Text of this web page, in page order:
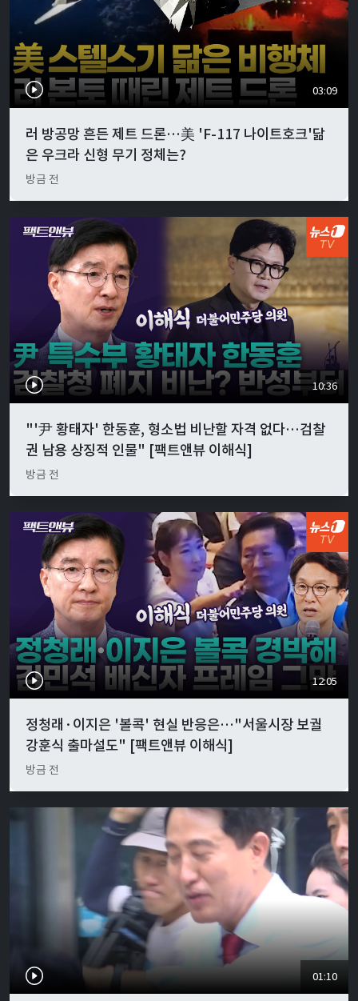
03:09
러 방공망 흔든 제트 드론…美 'F-117 나이트호크'닮
은 우크라 신형 무기 정체는?
방금 전
10:36
"'尹 황태자' 한동훈, 형소법 비난할 자격 없다…검찰
권 남용 상징적 인물" [팩트앤뷰 이해식]
방금 전
12:05
정청래·이지은 '볼콕' 현실 반응은…"서울시장 보궐
강훈식 출마설도" [팩트앤뷰 이해식]
방금 전
01:10